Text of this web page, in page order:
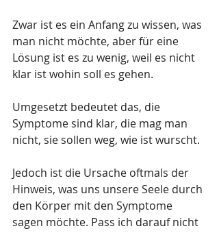
Zwar ist es ein Anfang zu wissen, was
man nicht möchte, aber für eine
Lösung ist es zu wenig, weil es nicht
klar ist wohin soll es gehen.
Umgesetzt bedeutet das, die
Symptome sind klar, die mag man
nicht, sie sollen weg, wie ist wurscht.
Jedoch ist die Ursache oftmals der
Hinweis, was uns unsere Seele durch
den Körper mit den Symptome
sagen möchte. Pass ich darauf nicht